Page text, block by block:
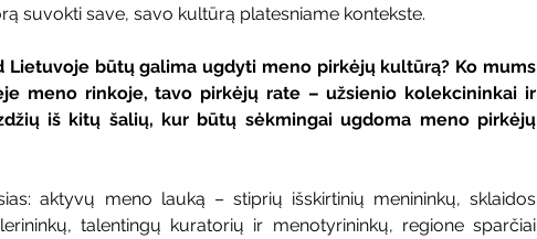
suvokti save, savo kultūrą platesniame kontekste.
Lietuvoje būtų galima ugdyti meno pirkėjų kultūrą? Ko mums
meno rinkoje, tavo pirkėjų rate – užsienio kolekcininkai ir
iš kitų šalių, kur būtų sėkmingai ugdoma meno pirkėjų
aktyvų meno lauką – stiprių išskirtinių menininkų, sklaidos
talentingų kuratorių ir menotyrininkų, regione sparčiai